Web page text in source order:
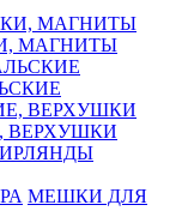
МАГНИТЫ
ВЕРХУШКИ
МЕШКИ ДЛЯ